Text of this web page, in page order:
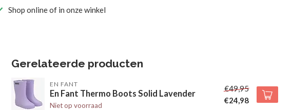
Shop online of in onze winkel
Gerelateerde producten
EN FANT
En Fant Thermo Boots Solid Lavender
Niet op voorraad
€49,95
€24,98